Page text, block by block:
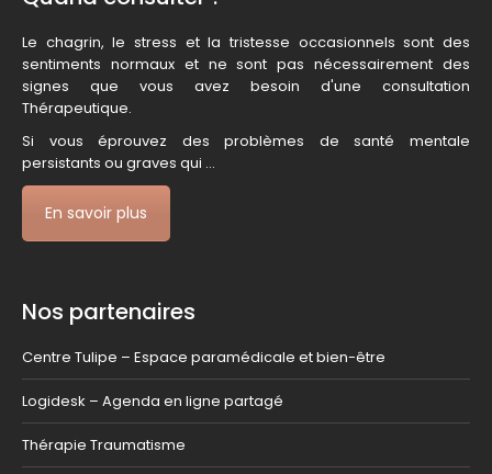
Le chagrin, le stress et la tristesse occasionnels sont des
sentiments normaux et ne sont pas nécessairement des
signes que vous avez besoin d'une consultation
Thérapeutique.
Si vous éprouvez des problèmes de santé mentale
persistants ou graves qui ...
En savoir plus
Nos partenaires
Centre Tulipe – Espace paramédicale et bien-être
Logidesk – Agenda en ligne partagé
Thérapie Traumatisme